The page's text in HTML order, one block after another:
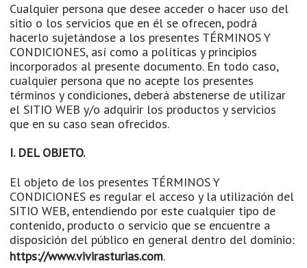
Cualquier persona que desee acceder o hacer uso del
sitio o los servicios que en él se ofrecen, podrá
hacerlo sujetándose a los presentes TÉRMINOS Y
CONDICIONES, así como a políticas y principios
incorporados al presente documento. En todo caso,
cualquier persona que no acepte los presentes
términos y condiciones, deberá abstenerse de utilizar
el SITIO WEB y/o adquirir los productos y servicios
que en su caso sean ofrecidos.
I. DEL OBJETO.
El objeto de los presentes TÉRMINOS Y
CONDICIONES es regular el acceso y la utilización del
SITIO WEB, entendiendo por este cualquier tipo de
contenido, producto o servicio que se encuentre a
disposición del público en general dentro del dominio:
https://www.vivirasturias.com.